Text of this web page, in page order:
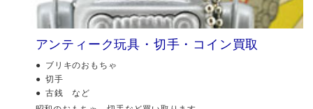
アンティーク玩具・切手・コイン買取
ブリキのおもちゃ
切手
古銭 など